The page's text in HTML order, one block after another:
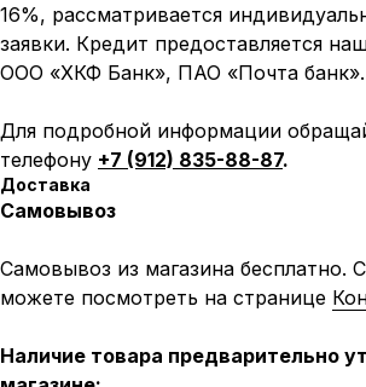
16%, рассматривается
заявки. Кредит предоставляется
ООО «ХКФ Банк», ПАО «Почта банк».
Для подробной информации
телефону +7 (912) 835-88-87.
Доставка
Самовывоз
Самовывоз из магазина бесплатно.
можете посмотреть на странице
Наличие товара предварительно